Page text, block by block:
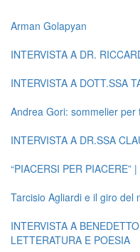
Arman Golapyan
INTERVISTA A DR.
INTERVISTA A DOTT.SSA
Andrea Gori: sommelier per
INTERVISTA A DR.SSA
“PIACERSI PER
Tarcisio Agliardi e il giro del
INTERVISTA A
LETTERATURA E POESIA